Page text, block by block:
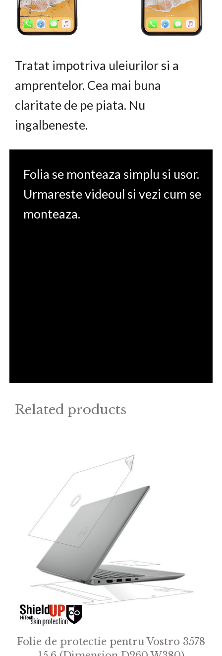
Tratat impotriva uleiurilor si a
amprentelor. Cea mai buna
claritate de pe piata. Nu
ingalbeneste.
Folia se monteaza simplu si usor.
Urmareste videoul si vezi cum se
monteaza.
Related products
Folie de protectie pentru Vostro 3578